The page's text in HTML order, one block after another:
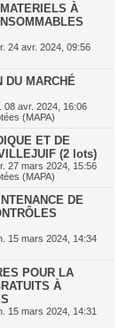
À
24 avr. 2024, 09:56
DU MARCHÉ
08 avr. 2024, 16:06
(MAPA)
ET DE
(2 lots)
27 mars 2024, 15:56
(MAPA)
DE
15 mars 2024, 14:34
POUR LA
À
15 mars 2024, 14:31